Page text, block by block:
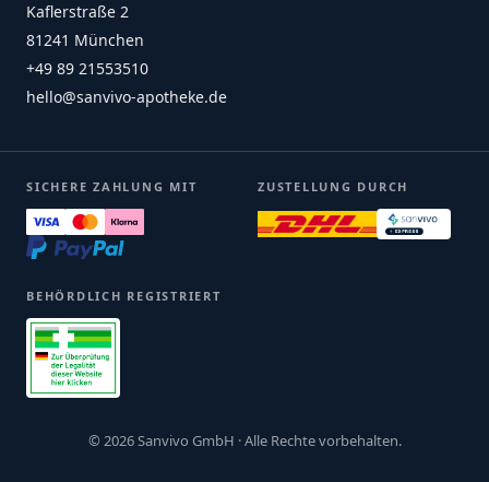
Kaflerstraße 2
81241 München
+49 89 21553510
hello@sanvivo-apotheke.de
SICHERE ZAHLUNG MIT ZUSTELLUNG DURCH
BEHÖRDLICH REGISTRIERT
© 2026 Sanvivo GmbH · Alle Rechte vorbehalten.